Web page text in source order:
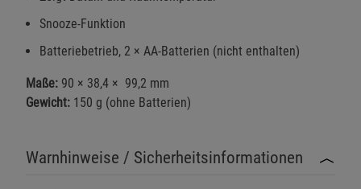
Snooze-Funktion
Batteriebetrieb, 2 × AA-Batterien (nicht enthalten)
Maße: 90 × 38,4 × 99,2 mm
Gewicht: 150 g (ohne Batterien)
Warnhinweise / Sicherheitsinformationen